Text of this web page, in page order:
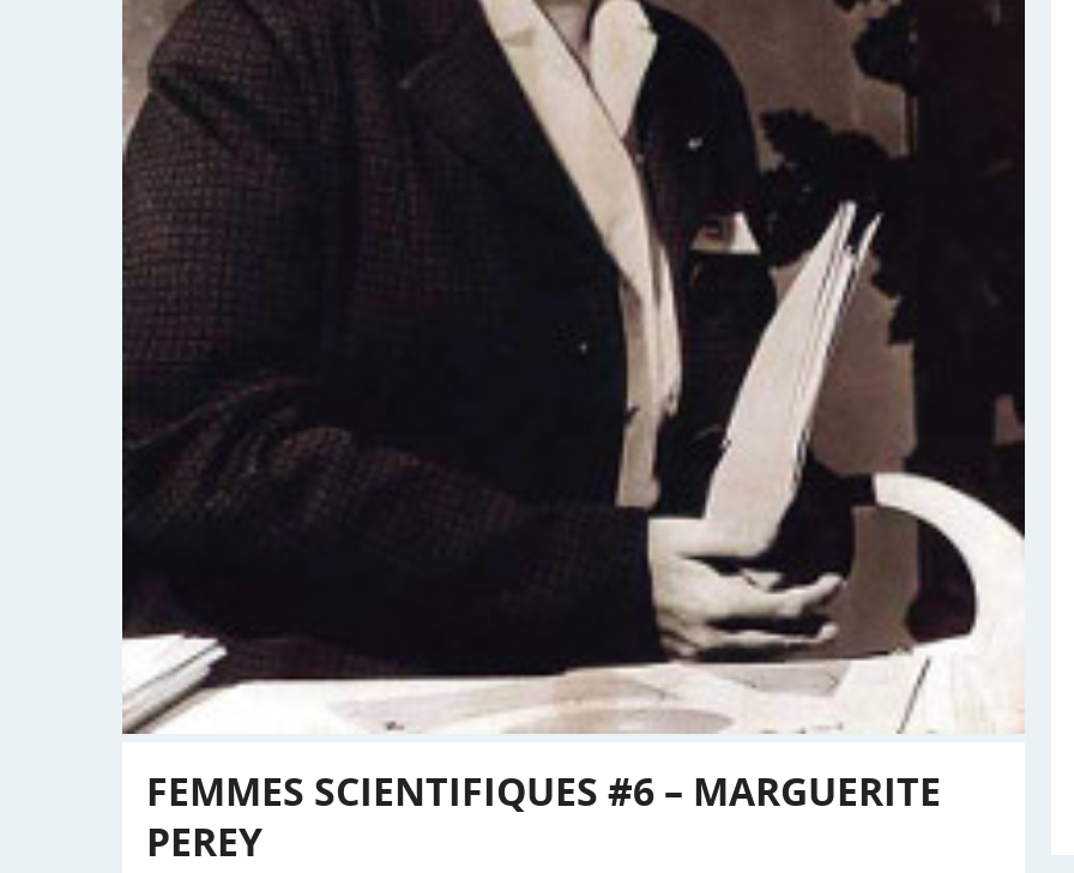
FEMMES SCIENTIFIQUES #6 – MARGUERITE
PEREY